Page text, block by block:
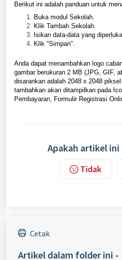
Berikut ini adalah panduan untuk
Buka modul Sekolah.
Klik Tambah Sekolah.
Isikan data-data yang
Klik "Simpan".
Anda dapat menambahkan logo
gambar berukuran 2 MB (JPG, GIF,
disarankan adalah 2048 x 2048
tambahkan akan ditampilkan pada
Pembayaran, Formulir Registrasi
Apakah artikel
Tidak
Cetak
Artikel dalam folder ini -